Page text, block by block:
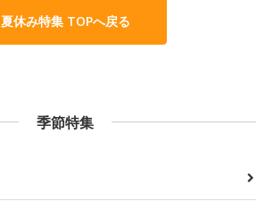
夏休み特集 TOPへ戻る
季節特集